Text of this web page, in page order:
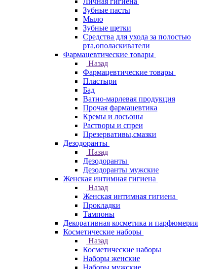
Зубные пасты
Мыло
Зубные щетки
Средства для ухода за полостью
рта,ополаскиватели
Фармацевтические товары
Назад
Фармацевтические товары
Пластыри
Бад
Ватно-марлевая продукция
Прочая фармацевтика
Кремы и лосьоны
Растворы и спреи
Презервативы,смазки
Дезодоранты
Назад
Дезодоранты
Дезодоранты мужские
Женская интимная гигиена
Назад
Женская интимная гигиена
Прокладки
Тампоны
Декоративная косметика и парфюмерия
Косметические наборы
Назад
Косметические наборы
Наборы женские
Наборы мужские